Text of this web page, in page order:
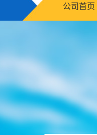
公司首页